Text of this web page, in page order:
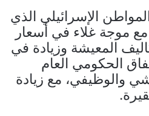
الإسرائيلي الذي
موجة غلاء في أسعار
المعيشة وزيادة في
الحكومي العام
والوظيفي، مع زيادة